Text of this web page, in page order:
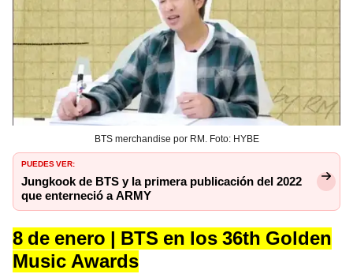
BTS merchandise por RM. Foto: HYBE
PUEDES VER:
Jungkook de BTS y la primera publicación del 2022
que enterneció a ARMY
8 de enero | BTS en los 36th Golden
Music Awards